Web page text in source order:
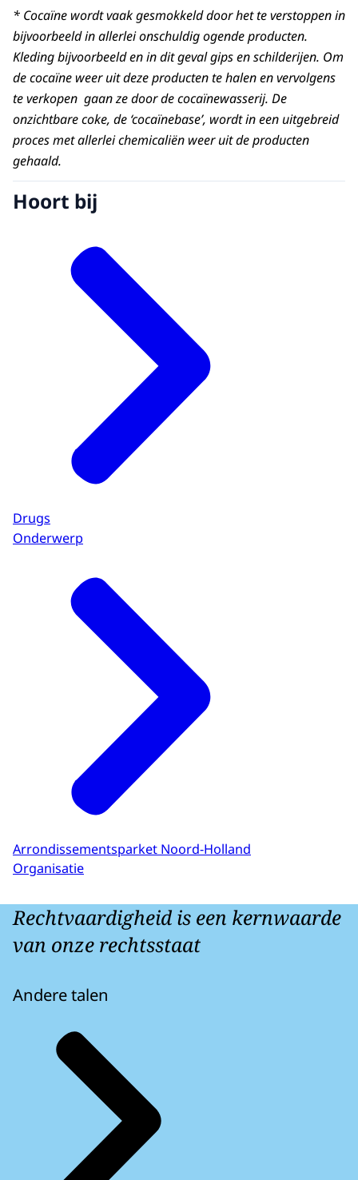
* Cocaïne wordt vaak gesmokkeld door het te verstoppen in
bijvoorbeeld in allerlei onschuldig ogende producten.
Kleding bijvoorbeeld en in dit geval gips en schilderijen. Om
de cocaïne weer uit deze producten te halen en vervolgens
te verkopen gaan ze door de cocaïnewasserij. De
onzichtbare coke, de ‘cocaïnebase’, wordt in een uitgebreid
proces met allerlei chemicaliën weer uit de producten
gehaald.
Hoort bij
Drugs
Onderwerp
Arrondissementsparket Noord-Holland
Organisatie
Rechtvaardigheid is een kernwaarde
van onze rechtsstaat
Andere talen